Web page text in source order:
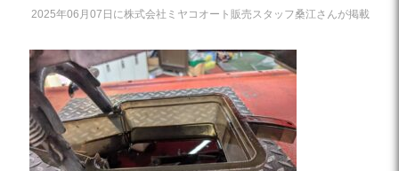
2025年06月07日に株式会社ミヤコオート販売スタッフ桑江さんが掲載